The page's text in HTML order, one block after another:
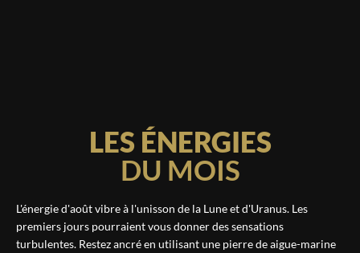
LES ÉNERGIES
DU MOIS
L'énergie d'août vibre à l'unisson de la Lune et d'Uranus. Les
premiers jours pourraient vous donner des sensations
turbulentes. Restez ancré en utilisant une pierre de aigue-marine